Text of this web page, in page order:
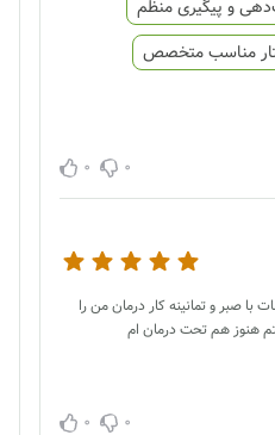
و پیگیری منظم
مناسب متخصص
0
0
صبر و تمانینه کار درمان من را
هنوز هم تحت درمان ام
0
0